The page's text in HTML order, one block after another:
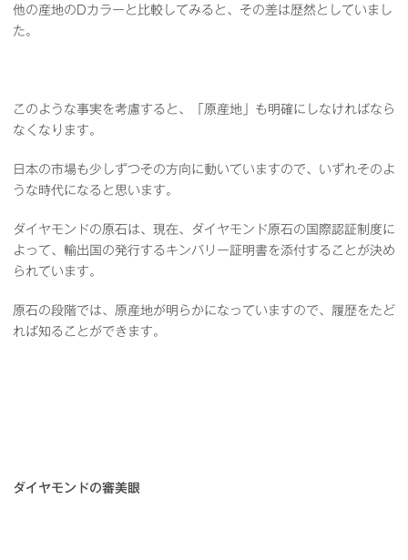
他の産地のDカラーと比較してみると、その差は歴然としていまし
た。
このような事実を考慮すると、「原産地」も明確にしなければなら
なくなります。
日本の市場も少しずつその方向に動いていますので、いずれそのよ
うな時代になると思います。
ダイヤモンドの原石は、現在、ダイヤモンド原石の国際認証制度に
よって、輸出国の発行するキンバリー証明書を添付することが決め
られています。
原石の段階では、原産地が明らかになっていますので、履歴をたど
れば知ることができます。
ダイヤモンドの審美眼